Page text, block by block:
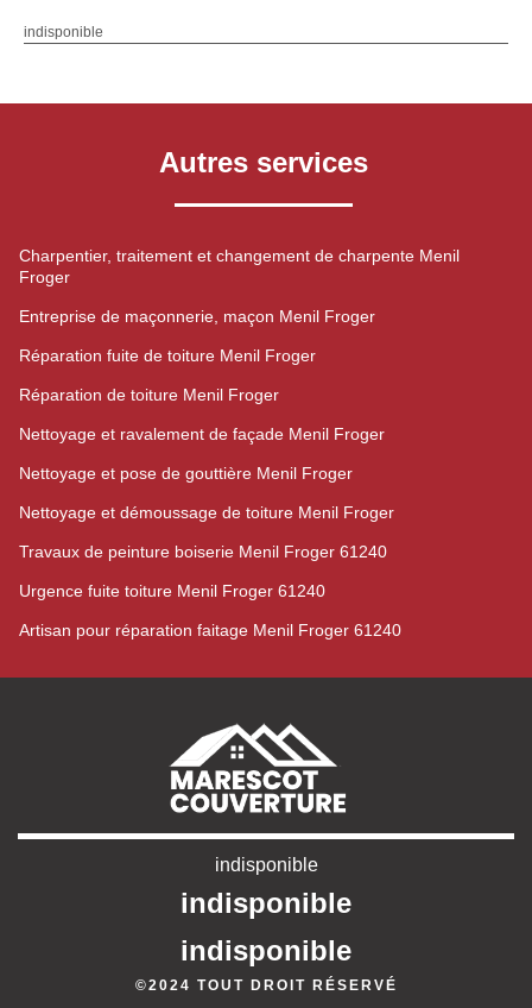
indisponible
Autres services
Charpentier, traitement et changement de charpente Menil
Froger
Entreprise de maçonnerie, maçon Menil Froger
Réparation fuite de toiture Menil Froger
Réparation de toiture Menil Froger
Nettoyage et ravalement de façade Menil Froger
Nettoyage et pose de gouttière Menil Froger
Nettoyage et démoussage de toiture Menil Froger
Travaux de peinture boiserie Menil Froger 61240
Urgence fuite toiture Menil Froger 61240
Artisan pour réparation faitage Menil Froger 61240
indisponible
indisponible
indisponible
©2024 TOUT DROIT RÉSERVÉ